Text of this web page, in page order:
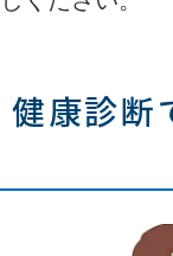
健康診断